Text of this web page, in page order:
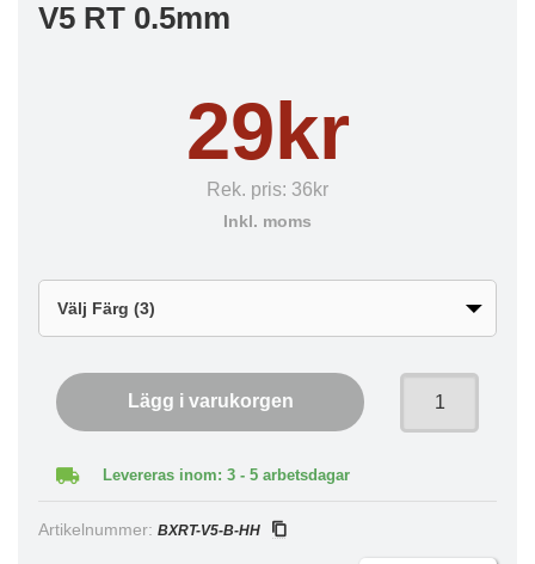
V5 RT 0.5mm
29kr
Rek. pris: 36kr
Inkl. moms
Lägg i varukorgen
Levereras inom: 3 - 5 arbetsdagar
Artikelnummer: BXRT-V5-B-HH